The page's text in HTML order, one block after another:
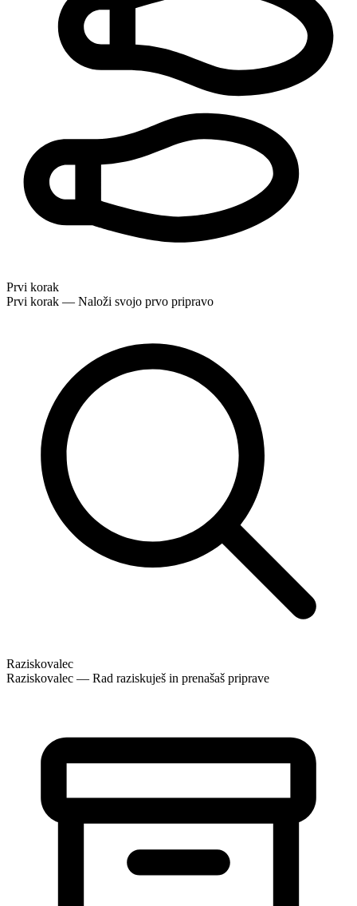
Prvi korak
Prvi korak — Naloži svojo prvo pripravo
Raziskovalec
Raziskovalec — Rad raziskuješ in prenašaš priprave